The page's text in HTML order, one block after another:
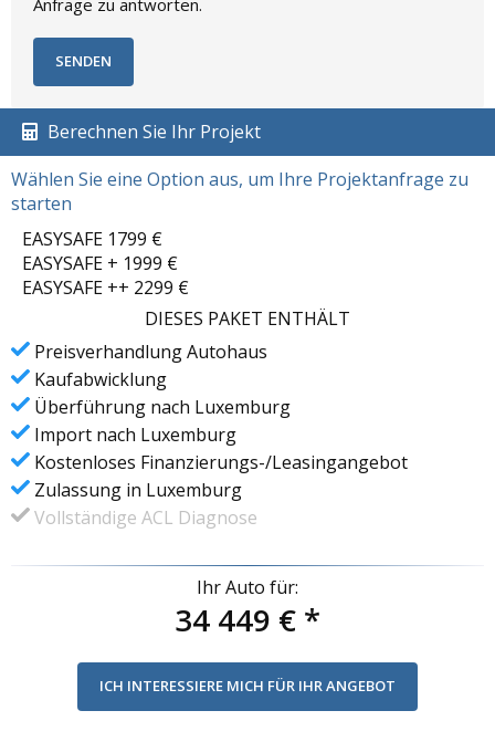
Berechnen Sie Ihr Projekt
Wählen Sie eine Option aus, um Ihre Projektanfrage zu
starten
EASYSAFE 1799 €
EASYSAFE + 1999 €
EASYSAFE ++ 2299 €
DIESES PAKET ENTHÄLT
Preisverhandlung Autohaus
Kaufabwicklung
Überführung nach Luxemburg
Import nach Luxemburg
Kostenloses Finanzierungs-/Leasingangebot
Zulassung in Luxemburg
Vollständige ACL Diagnose
Ihr Auto für:
34 449 € *
Anfrage zu antworten.